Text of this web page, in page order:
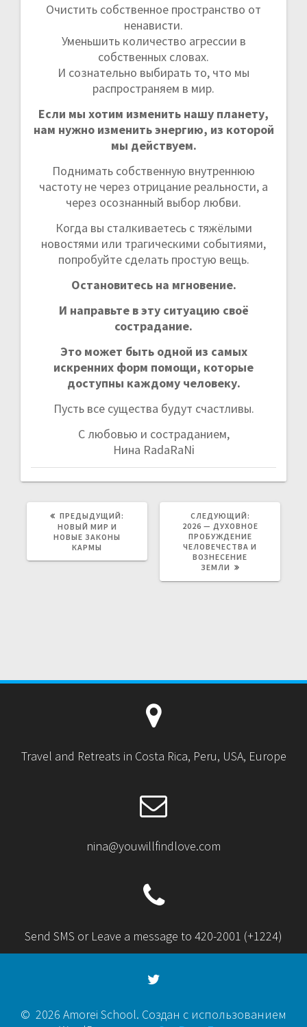
Очистить собственное пространство от
ненависти.
Уменьшить количество агрессии в
собственных словах.
И сознательно выбирать то, что мы
распространяем в мир.
Если мы хотим изменить нашу планету,
нам нужно изменить энергию, из которой
мы действуем.
Поднимать собственную внутреннюю
частоту не через отрицание реальности, а
через осознанный выбор любви.
Когда вы сталкиваетесь с тяжёлыми
новостями или трагическими событиями,
попробуйте сделать простую вещь.
Остановитесь на мгновение.
И направьте в эту ситуацию своё
сострадание.
Это может быть одной из самых
искренних форм помощи, которые
доступны каждому человеку.
Пусть все существа будут счастливы.
С любовью и состраданием,
Нина RadaRaNi
ПРЕДЫДУЩИЙ:
:
НОВЫЙ МИР И
НОВЫЕ ЗАКОНЫ
КАРМЫ
СЛЕДУЮЩИЙ:
Л
Е
Д
2026 — ДУХОВНОЕ
ПРОБУЖДЕНИЕ
ЧЕЛОВЕЧЕСТВА И
ВОЗНЕСЕНИЕ
ЗЕМЛИ
Travel and Retreats in Costa Rica, Peru, USA, Europe
nina@youwillfindlove.com
Send SMS or Leave a message to 420-2001 (+1224)
© 2026 Amorei School. Создан с использованием